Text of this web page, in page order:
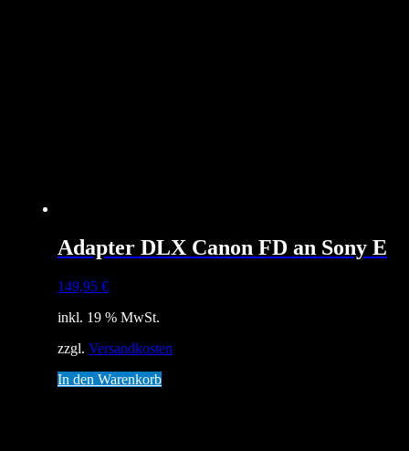
Adapter DLX Canon FD an Sony E
149,95 €
inkl. 19 % MwSt.
zzgl. Versandkosten
In den Warenkorb